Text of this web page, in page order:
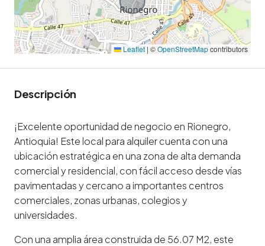
Leaflet | ©OpenStreetMapcontributors
Descripción
¡Excelente oportunidad de negocio en Rionegro,
Antioquia! Este local para alquiler cuenta con una
ubicación estratégica en una zona de alta demanda
comercial y residencial, con fácil acceso desde vías
pavimentadas y cercano a importantes centros
comerciales, zonas urbanas, colegios y
universidades.
Con una amplia área construida de 56.07 M2, este